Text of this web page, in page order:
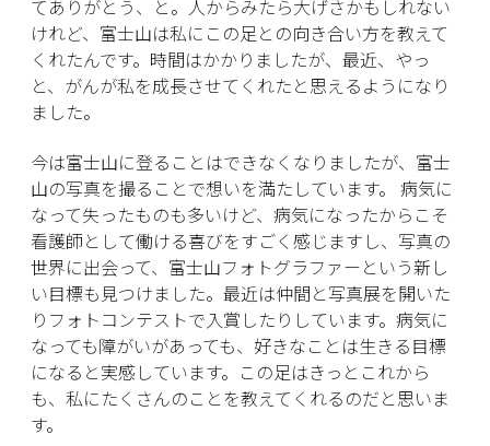
てありがとう、と。人からみたら大げさかもしれない
けれど、富士山は私にこの足との向き合い方を教えて
くれたんです。時間はかかりましたが、最近、やっ
と、がんが私を成長させてくれたと思えるようになり
ました。
今は富士山に登ることはできなくなりましたが、富士
山の写真を撮ることで想いを満たしています。 病気に
なって失ったものも多いけど、病気になったからこそ
看護師として働ける喜びをすごく感じますし、写真の
世界に出会って、富士山フォトグラファーという新し
い目標も見つけました。最近は仲間と写真展を開いた
りフォトコンテストで入賞したりしています。病気に
なっても障がいがあっても、好きなことは生きる目標
になると実感しています。この足はきっとこれから
も、私にたくさんのことを教えてくれるのだと思いま
す。